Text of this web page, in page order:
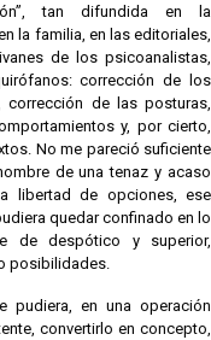
tan difundida en la
la familia, en las editoriales,
de los psicoanalistas,
corrección de los
corrección de las posturas,
y, por cierto,
No me pareció suficiente
de una tenaz y acaso
libertad de opciones, ese
quedar confinado en lo
de despótico y superior,
posibilidades.
pudiera, en una operación
convertirlo en concepto,